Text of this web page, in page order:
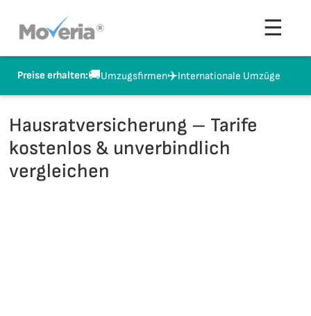
Inhalt
springen
☰
Preise erhalten:🚚Umzugsfirmen✈️Internationale Umzüge
Hausratversicherung – Tarife
kostenlos & unverbindlich
vergleichen